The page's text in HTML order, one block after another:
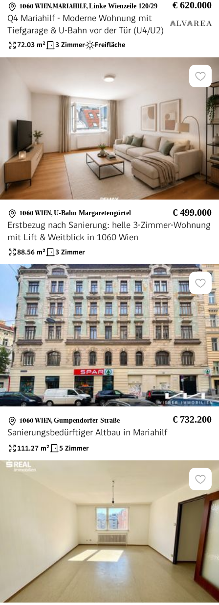
1060 WIEN,MARIAHILF, Linke Wienzeile 120/29 € 620.000
Q4 Mariahilf - Moderne Wohnung mit
Tiefgarage & U-Bahn vor der Tür (U4/U2)
72.03 m² 3 Zimmer Freifläche
1060 WIEN, U-Bahn Margaretengürtel € 499.000
Erstbezug nach Sanierung: helle 3-Zimmer-Wohnung
mit Lift & Weitblick in 1060 Wien
88.56 m² 3 Zimmer
1060 WIEN, Gumpendorfer Straße € 732.200
Sanierungsbedürftiger Altbau in Mariahilf
111.27 m² 5 Zimmer